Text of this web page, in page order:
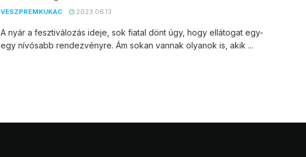
VESZPREMKUKAC 2023.06.13.
A nyár a fesztiválozás ideje, sok fiatal dönt úgy, hogy ellátogat egy-
egy nívósabb rendezvényre. Ám sokan vannak olyanok is, akik ...